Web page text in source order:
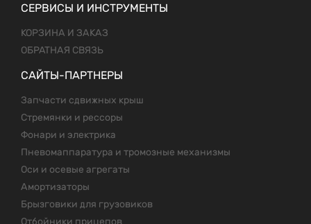
СЕРВИСЫ И ИНСТРУМЕНТЫ
КОРЗИНА И ЗАКАЗ
ОБРАТНАЯ СВЯЗЬ
САЙТЫ-ПАРТНЕРЫ
Запчасти сдвижных крыш
Стремянки и рессоры
Фонари и электрика
Пневомаппаратура и тромозные механизмы
Оси и осевые агрегаты
Амортизаторы
Брызговики для грузовиков
Отбойники прицепов